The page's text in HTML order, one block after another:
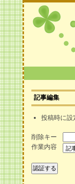
記事編集
投稿時に設
削除キー
作業内容